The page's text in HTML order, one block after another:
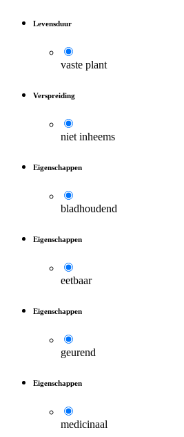
Levensduur
vaste plant
Verspreiding
niet inheems
Eigenschappen
bladhoudend
Eigenschappen
eetbaar
Eigenschappen
geurend
Eigenschappen
medicinaal